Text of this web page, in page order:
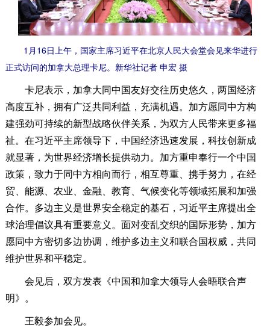
1月16日上午，国家主席习近平在北京人民大会堂会见来华进行
正式访问的加拿大总理卡尼。新华社记者 申宏 摄
卡尼表示，加拿大同中国友好交往历史悠久，两国经济
高度互补，拥有广泛共同利益，充满机遇。加方愿同中方构
建强劲可持续的新型战略伙伴关系，为双方人民带来更多福
祉。在习近平主席领导下，中国经济迅速发展，科技创新成
就显著，为世界经济增长提供动力。加方重申奉行一个中国
政策，致力于同中方相向而行，相互尊重、携手努力，在经
贸、能源、农业、金融、教育、气候变化等领域拓展和加强
合作。多边主义是世界安全稳定的基石，习近平主席提出全
球治理倡议具有重要意义。面对变乱交织的国际形势，加方
愿同中方密切多边协调，维护多边主义和联合国权威，共同
维护世界和平稳定。
会见后，双方发表《中国和加拿大领导人会晤联合声
明》。
王毅参加会见。